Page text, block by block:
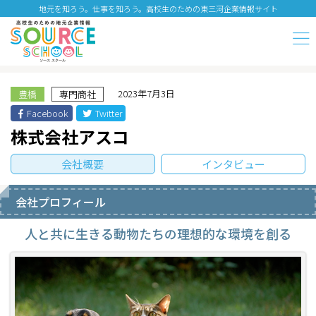
地元を知ろう。仕事を知ろう。高校生のための東三河企業情報サイト
豊橋 専門商社
2023年7月3日
Facebook
Twitter
株式会社アスコ
会社概要 インタビュー
会社プロフィール
人と共に生きる動物たちの理想的な環境を創る